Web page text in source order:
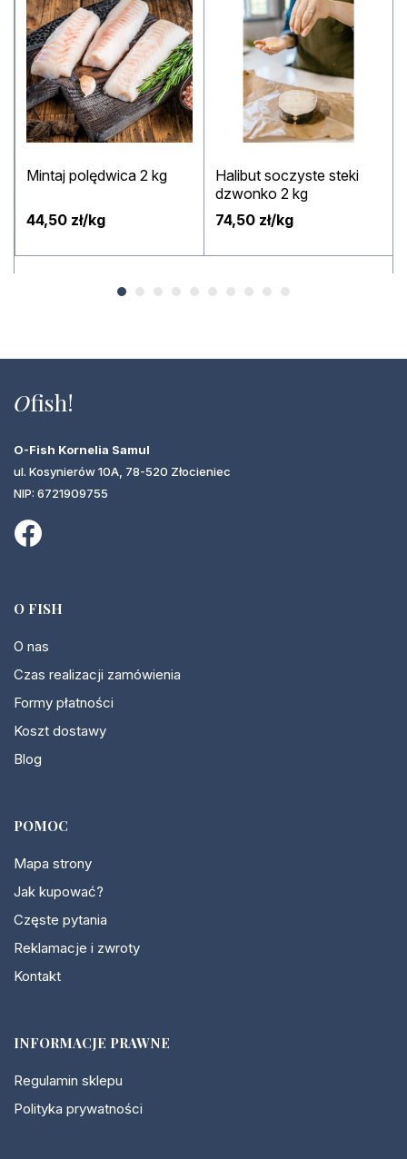
Mintaj polędwica 2 kg
44,50 zł/kg
Halibut soczyste steki
dzwonko 2 kg
74,50 zł/kg
Ofish!
O-Fish Kornelia Samul
ul. Kosynierów 10A, 78-520 Złocieniec
NIP: 6721909755
O FISH
O nas
Czas realizacji zamówienia
Formy płatności
Koszt dostawy
Blog
POMOC
Mapa strony
Jak kupować?
Częste pytania
Reklamacje i zwroty
Kontakt
INFORMACJE PRAWNE
Regulamin sklepu
Polityka prywatności